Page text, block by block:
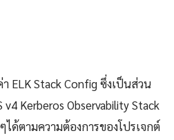
ELK Stack Config ซึ่งเป็นส่วน
Kerberos Observability Stack
ด้ตามความต้องการของโปรเจกต์